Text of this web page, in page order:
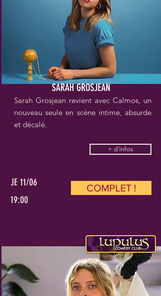
SARAH GROSJEAN
Sarah Grosjean revient avec Calmos, un
nouveau seule en scène intime, absurde
et décalé.
+ d'infos
JE 11/06
19:00
COMPLET !